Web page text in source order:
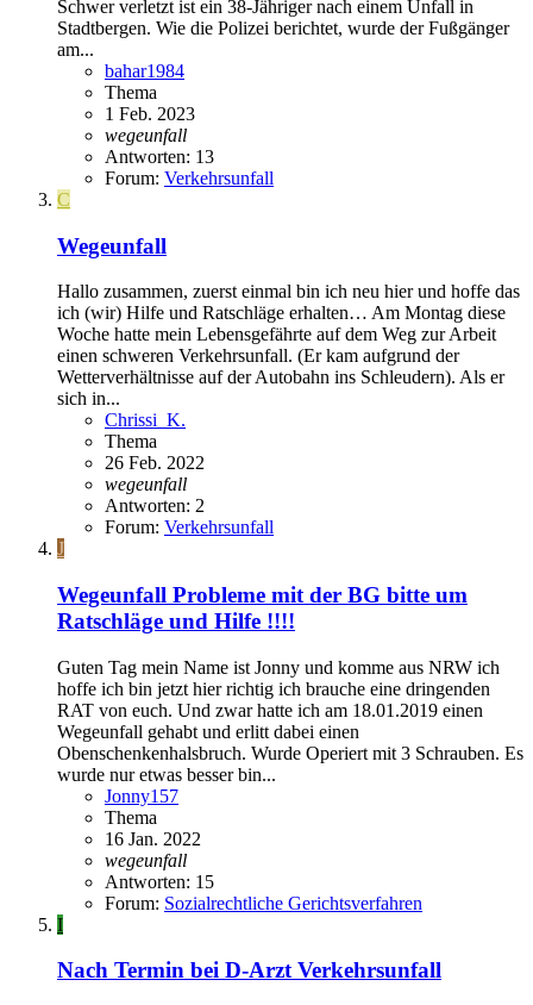
Schwer verletzt ist ein 38-Jähriger nach einem Unfall in
Stadtbergen. Wie die Polizei berichtet, wurde der Fußgänger
am...
bahar1984
Thema
1 Feb. 2023
wegeunfall
Antworten: 13
Forum: Verkehrsunfall
C
Wegeunfall
Hallo zusammen, zuerst einmal bin ich neu hier und hoffe das
ich (wir) Hilfe und Ratschläge erhalten… Am Montag diese
Woche hatte mein Lebensgefährte auf dem Weg zur Arbeit
einen schweren Verkehrsunfall. (Er kam aufgrund der
Wetterverhältnisse auf der Autobahn ins Schleudern). Als er
sich in...
Chrissi_K.
Thema
26 Feb. 2022
wegeunfall
Antworten: 2
Forum: Verkehrsunfall
J
Wegeunfall Probleme mit der BG bitte um
Ratschläge und Hilfe !!!!
Guten Tag mein Name ist Jonny und komme aus NRW ich
hoffe ich bin jetzt hier richtig ich brauche eine dringenden
RAT von euch. Und zwar hatte ich am 18.01.2019 einen
Wegeunfall gehabt und erlitt dabei einen
Obenschenkenhalsbruch. Wurde Operiert mit 3 Schrauben. Es
wurde nur etwas besser bin...
Jonny157
Thema
16 Jan. 2022
wegeunfall
Antworten: 15
Forum: Sozialrechtliche Gerichtsverfahren
I
Nach Termin bei D-Arzt Verkehrsunfall